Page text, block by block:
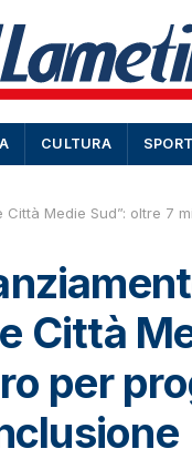
CULTURA SPORT
Medie Sud”: oltre 7
Città
per